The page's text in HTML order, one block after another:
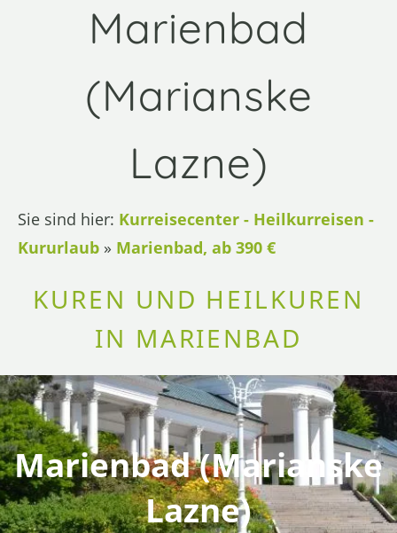
Marienbad
(Marianske
Lazne)
Sie sind hier: Kurreisecenter - Heilkurreisen -
Kururlaub » Marienbad, ab 390 €
KUREN UND HEILKUREN
IN MARIENBAD
Marienbad (Marianske
Lazne)